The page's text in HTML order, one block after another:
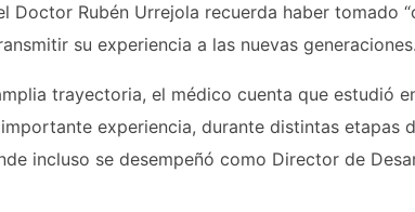
Doctor Rubén Urrejola recuerda haber tomado
su experiencia a las nuevas generaciones.
trayectoria, el médico cuenta que estudió
experiencia, durante distintas etapas
incluso se desempeñó como Director de